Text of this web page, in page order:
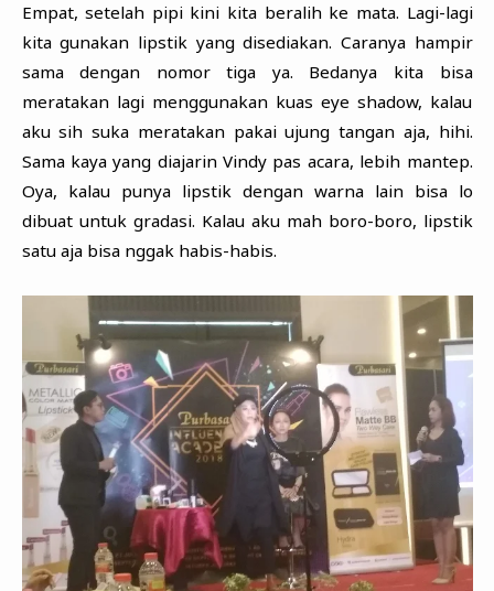
Empat, setelah pipi kini kita beralih ke mata. Lagi-lagi
kita gunakan lipstik yang disediakan. Caranya hampir
sama dengan nomor tiga ya. Bedanya kita bisa
meratakan lagi menggunakan kuas eye shadow, kalau
aku sih suka meratakan pakai ujung tangan aja, hihi.
Sama kaya yang diajarin Vindy pas acara, lebih mantep.
Oya, kalau punya lipstik dengan warna lain bisa lo
dibuat untuk gradasi. Kalau aku mah boro-boro, lipstik
satu aja bisa nggak habis-habis.